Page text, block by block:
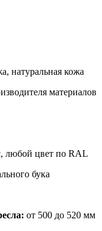
натуральная кожа
материалов
любой цвет по RAL
бука
от 500 до 520 мм